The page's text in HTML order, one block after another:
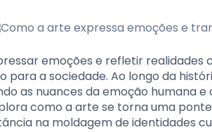
emoções e refletir
para a sociedade. Ao longo da
as nuances da emoção humana
como a arte se torna uma
na moldagem de identidades